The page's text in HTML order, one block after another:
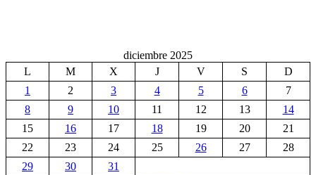
diciembre 2025
L
M X J V S
D
1
2 3 4 5 6
7
8
9 10 11 12 13
14
15
16 17 18 19 20
21
22
23 24 25 26 27
28
29
30
31